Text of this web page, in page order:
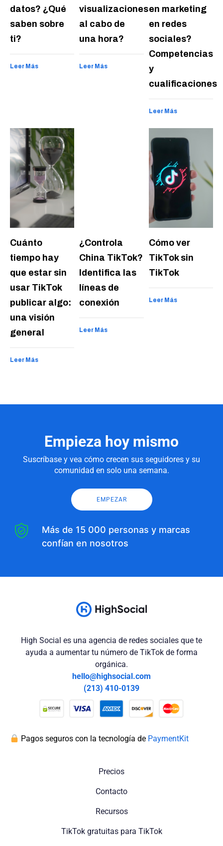
datos? ¿Qué
saben sobre
ti?
Leer Más
visualizaciones
al cabo de
una hora?
Leer Más
en marketing
en redes
sociales?
Competencias
y
cualificaciones
Leer Más
Cuánto
tiempo hay
que estar sin
usar TikTok
publicar algo:
una visión
general
Leer Más
¿Controla
China TikTok?
Identifica las
líneas de
conexión
Leer Más
Cómo ver
TikTok sin
TikTok
Leer Más
Empieza hoy mismo
Suscríbase y vea cómo crecen sus seguidores y su
comunidad en solo una semana.
EMPEZAR
Más de 15 000 personas y marcas
confían en nosotros
High Social es una agencia de redes sociales que te
ayuda a aumentar tu número de TikTok de forma
orgánica.
hello@highsocial.com
(213) 410-0139
Pagos seguros con la tecnología de PaymentKit
Precios
Contacto
Recursos
TikTok gratuitas para TikTok